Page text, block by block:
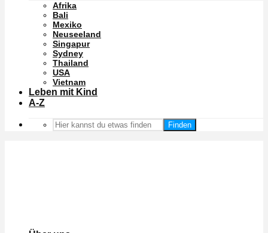
Afrika
Bali
Mexiko
Neuseeland
Singapur
Sydney
Thailand
USA
Vietnam
Leben mit Kind
A-Z
Finden